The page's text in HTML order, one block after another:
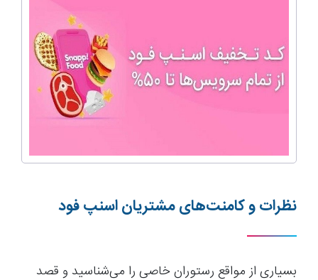
نظرات و کامنت‌های مشتریان اسنپ فود
بسیاری از مواقع رستوران خاصی را می‌شناسید و قصد